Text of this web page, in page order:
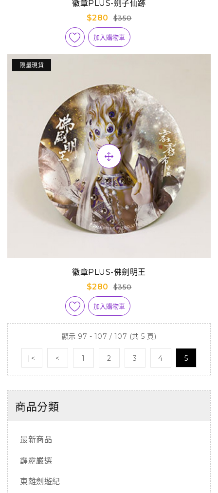
徽章PLUS-劍子仙跡
$280
$350
加入購物車
限量現貨
徽章PLUS-佛劍明王
$280
$350
加入購物車
顯示 97 - 107 / 107 (共 5 頁)
|< < 1 2 3 4 5
商品分類
最新商品
霹靂嚴選
東離劍遊紀